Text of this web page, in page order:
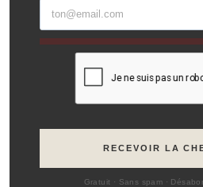
RECEVOIR LA
Gratuit · Sans spam ·